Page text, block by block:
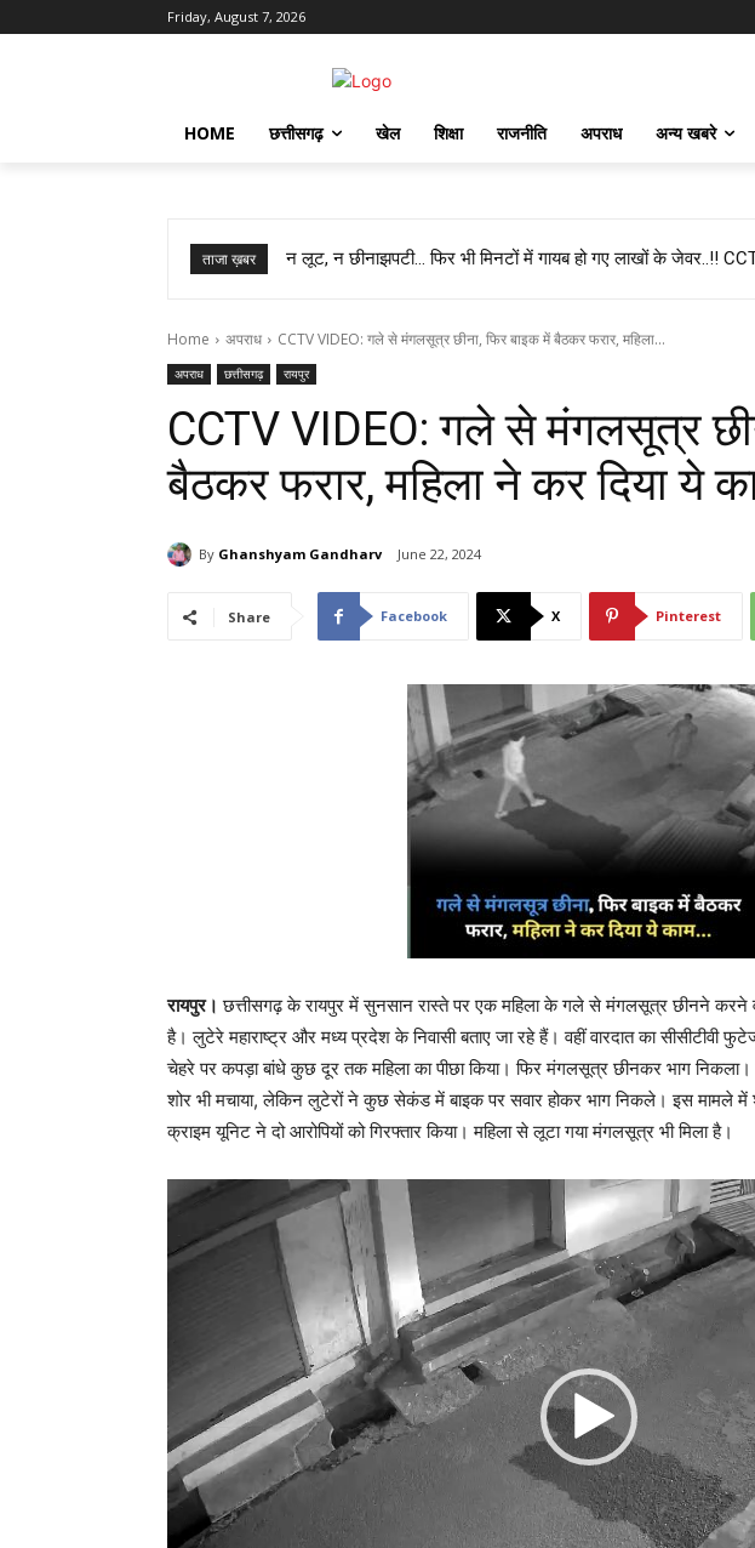
Friday, August 7, 2026
HOME छत्तीसगढ़ खेल शिक्षा राजनीति अपराध अन्य खबरे
ताजा ख़बर स्वास्थ्य मंत्री श्याम बिहारी जायसवाल का बड़ा बयान, कहा- प्रदेश में कोई
न लूट, न छीनाझपटी… फिर भी मिनटों में गायब हो गए लाखों के जेवर..!!
Home अपराध CCTV VIDEO: गले से मंगलसूत्र छीना, फिर बाइक में बैठकर फरार, महिला...
अपराध छत्तीसगढ़ रायपुर
CCTV VIDEO: गले से मंगलसूत्र
बैठकर फरार, महिला ने कर दिया ये
By Ghanshyam Gandharv June 22, 2024
Share Facebook X Pinterest
रायपुर। छत्तीसगढ़ के रायपुर में सुनसान रास्ते पर एक महिला के गले से मंगलसूत्र छीनने करने
है। लुटेरे महाराष्ट्र और मध्य प्रदेश के निवासी बताए जा रहे हैं। वहीं वारदात का सीसीटीवी
चेहरे पर कपड़ा बांधे कुछ दूर तक महिला का पीछा किया। फिर मंगलसूत्र छीनकर भाग निकला।
शोर भी मचाया, लेकिन लुटेरों ने कुछ सेकंड में बाइक पर सवार होकर भाग निकले। इस मामले में
क्राइम यूनिट ने दो आरोपियों को गिरफ्तार किया। महिला से लूटा गया मंगलसूत्र भी मिला है।
d
y
e
r